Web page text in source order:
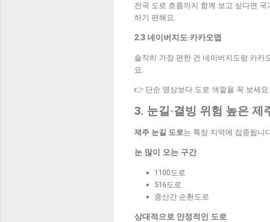
전국 도로 흐름까지 함께 보고 싶다면
하기 편해요.
2.3 네이버지도·카카오맵
솔직히 가장 편한 건 네이버지도랑 카카
요.
👉 단순 영상보다 도로 색깔을 꼭 보세
3. 눈길·결빙 위험 높은 제
제주 눈길 도로는 특정 지역에 집중됩니
눈 많이 오는 구간
1100도로
516도로
중산간 순환도로
상대적으로 안정적인 도로